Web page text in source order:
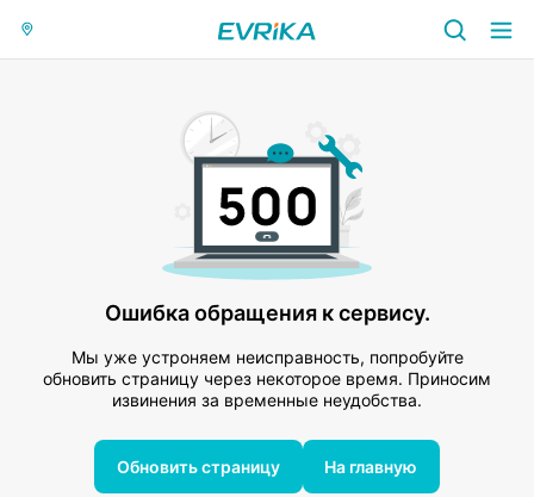
Ошибка обращения к сервису.
Мы уже устроняем неисправность, попробуйте
обновить страницу через некоторое время. Приносим
извинения за временные неудобства.
Обновить страницу На главную